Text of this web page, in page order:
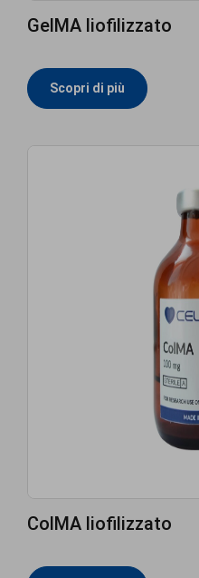
GelMA liofilizzato
Scopri di più
ColMA liofilizzato